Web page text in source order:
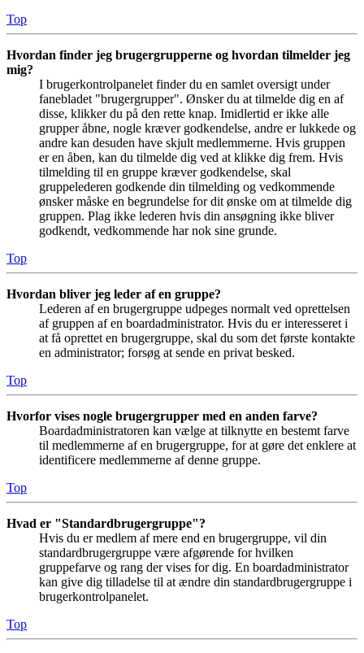
Top
Hvordan finder jeg brugergrupperne og hvordan tilmelder jeg
mig?
I brugerkontrolpanelet finder du en samlet oversigt under
fanebladet "brugergrupper". Ønsker du at tilmelde dig en af
disse, klikker du på den rette knap. Imidlertid er ikke alle
grupper åbne, nogle kræver godkendelse, andre er lukkede og
andre kan desuden have skjult medlemmerne. Hvis gruppen
er en åben, kan du tilmelde dig ved at klikke dig frem. Hvis
tilmelding til en gruppe kræver godkendelse, skal
gruppelederen godkende din tilmelding og vedkommende
ønsker måske en begrundelse for dit ønske om at tilmelde dig
gruppen. Plag ikke lederen hvis din ansøgning ikke bliver
godkendt, vedkommende har nok sine grunde.
Top
Hvordan bliver jeg leder af en gruppe?
Lederen af en brugergruppe udpeges normalt ved oprettelsen
af gruppen af en boardadministrator. Hvis du er interesseret i
at få oprettet en brugergruppe, skal du som det første kontakte
en administrator; forsøg at sende en privat besked.
Top
Hvorfor vises nogle brugergrupper med en anden farve?
Boardadministratoren kan vælge at tilknytte en bestemt farve
til medlemmerne af en brugergruppe, for at gøre det enklere at
identificere medlemmerne af denne gruppe.
Top
Hvad er "Standardbrugergruppe"?
Hvis du er medlem af mere end en brugergruppe, vil din
standardbrugergruppe være afgørende for hvilken
gruppefarve og rang der vises for dig. En boardadministrator
kan give dig tilladelse til at ændre din standardbrugergruppe i
brugerkontrolpanelet.
Top